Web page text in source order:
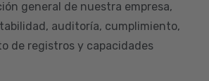
general de nuestra empresa,
auditoría, cumplimiento,
de registros y capacidades